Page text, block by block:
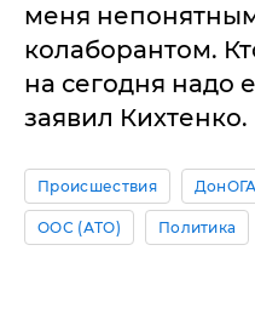
меня
колаборантом.
на сегодня надо
заявил Кихтенко.
Происшествия ДонОГА
ООС (АТО) Политика